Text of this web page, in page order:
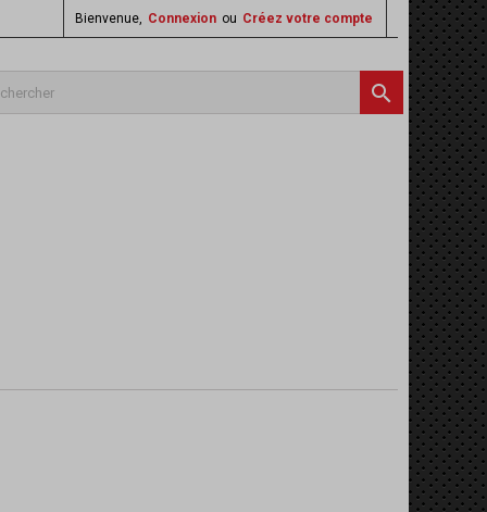
Bienvenue, Connexion ou Créez votre compte
